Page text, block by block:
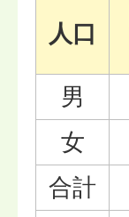
人口
男
女
合計